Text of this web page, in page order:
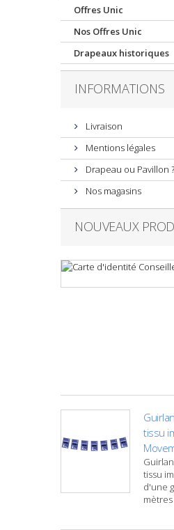
Offres Unic
Nos Offres Unic
Drapeaux historiques
INFORMATIONS
Livraison
Mentions légales
Drapeau ou Pavillon ?
Nos magasins
NOUVEAUX
tissu
tissu
d'une
mètres